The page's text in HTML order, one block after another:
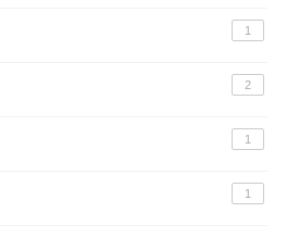
1
2
1
1